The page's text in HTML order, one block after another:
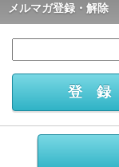
メルマガ登録・解除